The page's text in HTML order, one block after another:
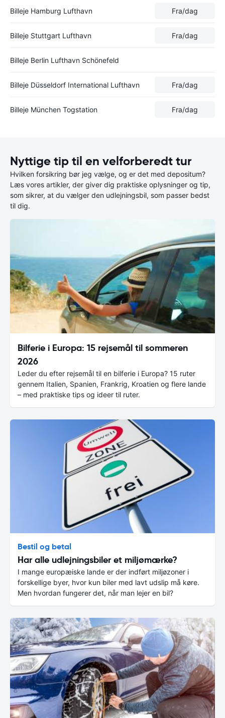
Billeje Hamburg Lufthavn Fra/dag
Billeje Stuttgart Lufthavn Fra/dag
Billeje Berlin Lufthavn Schönefeld
Billeje Düsseldorf International Lufthavn Fra/dag
Billeje München Togstation Fra/dag
Nyttige tip til en velforberedt tur
Hvilken forsikring bør jeg vælge, og er det med depositum?
Læs vores artikler, der giver dig praktiske oplysninger og tip,
som sikrer, at du vælger den udlejningsbil, som passer bedst
til dig.
Bilferie i Europa: 15 rejsemål til sommeren
2026
Leder du efter rejsemål til en bilferie i Europa? 15 ruter
gennem Italien, Spanien, Frankrig, Kroatien og flere lande
– med praktiske tips og ideer til ruter.
Bestil og betal
Har alle udlejningsbiler et miljømærke?
I mange europæiske lande er der indført miljøzoner i
forskellige byer, hvor kun biler med lavt udslip må køre.
Men hvordan fungerer det, når man lejer en bil?